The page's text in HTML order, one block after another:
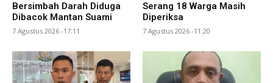
Bersimbah Darah Diduga
Dibacok Mantan Suami
7 Agustus 2026 -17:11
Serang 18 Warga Masih
Diperiksa
7 Agustus 2026 -11:20